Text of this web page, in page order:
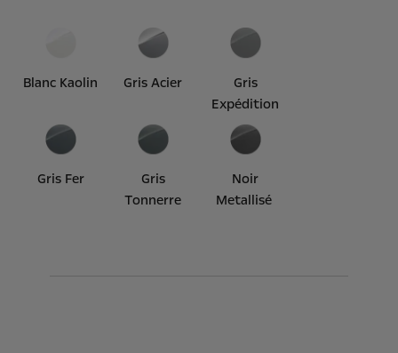
Blanc Kaolin Gris Acier
Gris
Expédition
Gris Fer
Gris
Tonnerre
Noir
Metallisé